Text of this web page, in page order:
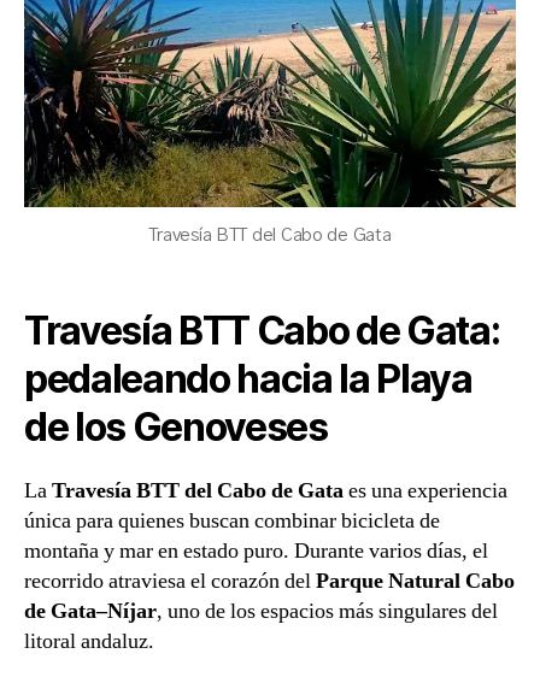
Travesía BTT del Cabo de Gata
Travesía BTT Cabo de Gata:
pedaleando hacia la Playa
de los Genoveses
LaTravesía BTT del Cabo de Gataes una experiencia
única para quienes buscan combinar bicicleta de
montaña y mar en estado puro. Durante varios días, el
recorrido atraviesa el corazón delParque Natural Cabo
de Gata–Níjar, uno de los espacios más singulares del
litoral andaluz.